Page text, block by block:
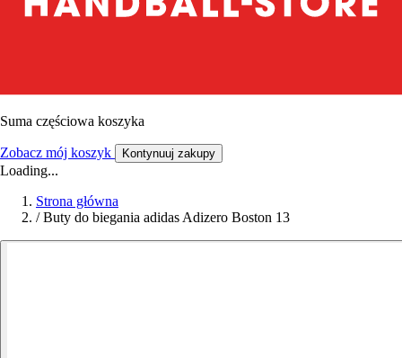
Suma częściowa koszyka
Zobacz mój koszyk Kontynuuj zakupy
Loading...
Strona główna
/ Buty do biegania adidas Adizero Boston 13